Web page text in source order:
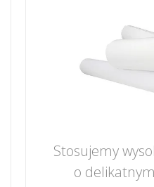
Stosujemy
o